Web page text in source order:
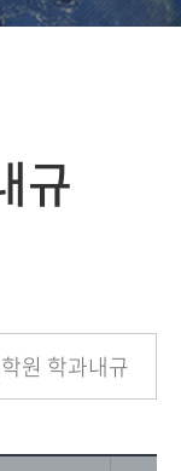
규
원 학과내규